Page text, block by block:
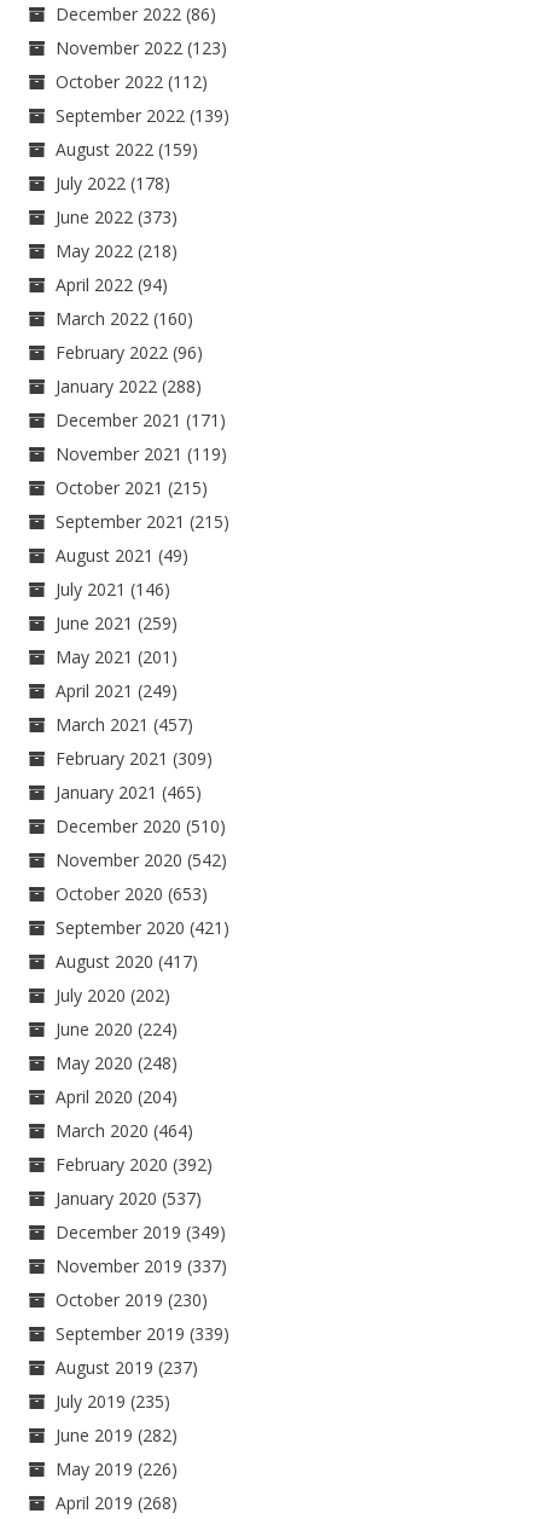
December 2022 (86)
November 2022 (123)
October 2022 (112)
September 2022 (139)
August 2022 (159)
July 2022 (178)
June 2022 (373)
May 2022 (218)
April 2022 (94)
March 2022 (160)
February 2022 (96)
January 2022 (288)
December 2021 (171)
November 2021 (119)
October 2021 (215)
September 2021 (215)
August 2021 (49)
July 2021 (146)
June 2021 (259)
May 2021 (201)
April 2021 (249)
March 2021 (457)
February 2021 (309)
January 2021 (465)
December 2020 (510)
November 2020 (542)
October 2020 (653)
September 2020 (421)
August 2020 (417)
July 2020 (202)
June 2020 (224)
May 2020 (248)
April 2020 (204)
March 2020 (464)
February 2020 (392)
January 2020 (537)
December 2019 (349)
November 2019 (337)
October 2019 (230)
September 2019 (339)
August 2019 (237)
July 2019 (235)
June 2019 (282)
May 2019 (226)
April 2019 (268)